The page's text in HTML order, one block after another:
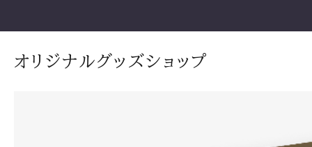
オリジナルグッズショップ